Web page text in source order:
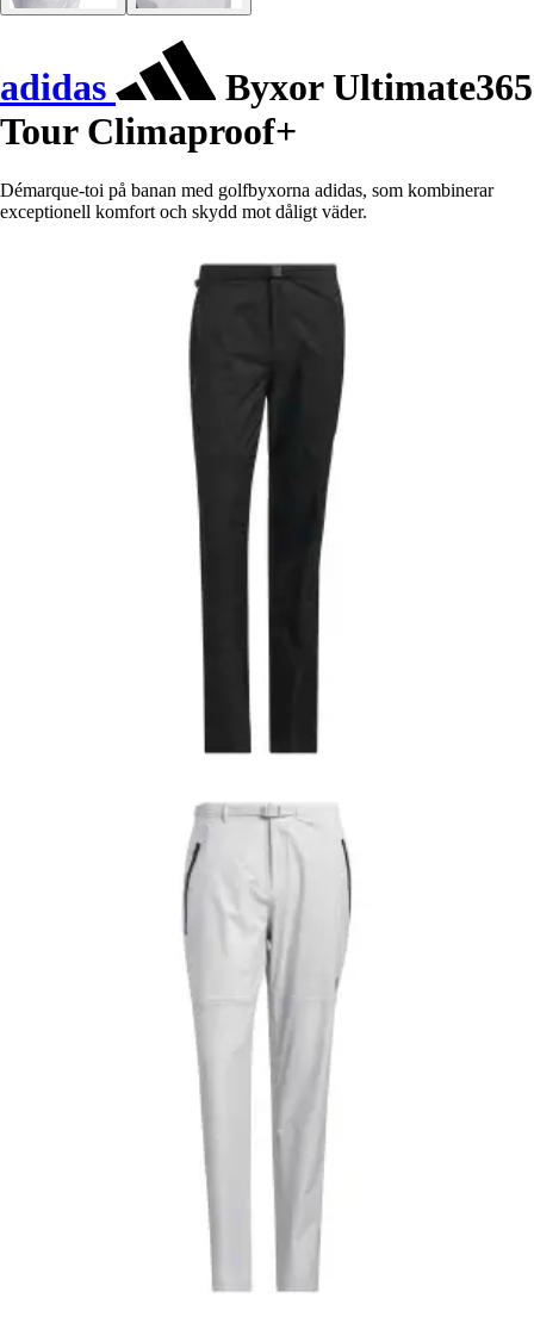
adidas
Byxor Ultimate365
Tour Climaproof+
Démarque-toi på banan med golfbyxorna adidas, som kombinerar
exceptionell komfort och skydd mot dåligt väder.